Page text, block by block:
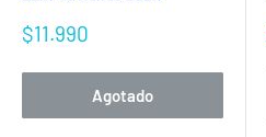
Precio
venta
$11.990
Agotado